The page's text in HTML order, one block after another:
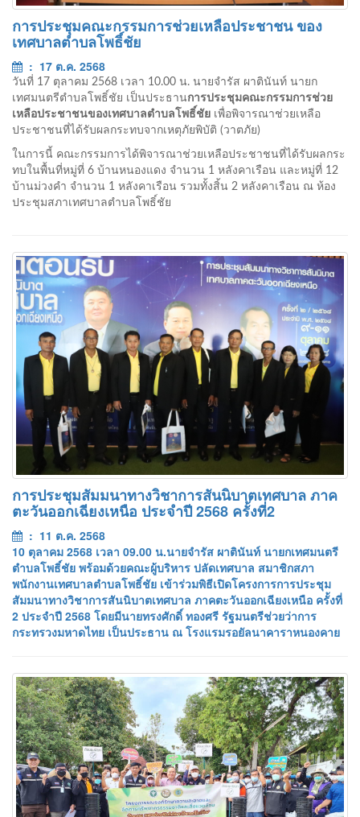
การประชุมคณะกรรมการช่วยเหลือประชาชน ของ
เทศบาลตำบลโพธิ์ชัย
: 17 ต.ค. 2568
วันที่ 17 ตุลาคม 2568 เวลา 10.00 น. นายจำรัส ผาตินันท์ นายก
เทศมนตรีตำบลโพธิ์ชัย เป็นประธานการประชุมคณะกรรมการช่วย
เหลือประชาชนของเทศบาลตำบลโพธิ์ชัย เพื่อพิจารณาช่วยเหลือ
ประชาชนที่ได้รับผลกระทบจากเหตุภัยพิบัติ (วาตภัย)
ในการนี้ คณะกรรมการได้พิจารณาช่วยเหลือประชาชนที่ได้รับผลกระ
ทบในพื้นที่หมู่ที่ 6 บ้านหนองแดง จำนวน 1 หลังคาเรือน และหมู่ที่ 12
บ้านม่วงคำ จำนวน 1 หลังคาเรือน รวมทั้งสิ้น 2 หลังคาเรือน ณ ห้อง
ประชุมสภาเทศบาลตำบลโพธิ์ชัย
การประชุมสัมมนาทางวิชาการสันนิบาตเทศบาล ภาค
ตะวันออกเฉียงเหนือ ประจำปี 2568 ครั้งที่2
: 11 ต.ค. 2568
10 ตุลาคม 2568 เวลา 09.00 น.นายจำรัส ผาตินันท์ นายกเทศมนตรี
ตำบลโพธิ์ชัย พร้อมด้วยคณะผู้บริหาร ปลัดเทศบาล สมาชิกสภา
พนักงานเทศบาลตำบลโพธิ์ชัย เข้าร่วมพิธีเปิดโครงการการประชุม
สัมมนาทางวิชาการสันนิบาตเทศบาล ภาคตะวันออกเฉียงเหนือ ครั้งที่
2 ประจำปี 2568 โดยมีนายทรงศักดิ์ ทองศรี รัฐมนตรีช่วยว่าการ
กระทรวงมหาดไทย เป็นประธาน ณ โรงแรมรอยัลนาคาราหนองคาย